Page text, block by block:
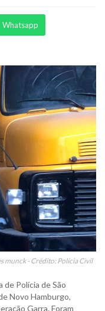
Whatsapp
munck - Crédito: Polícia Civil
de Polícia de São
Novo Hamburgo,
Garra. Foram